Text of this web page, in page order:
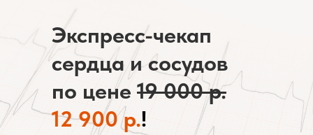
Экспресс-чекап
сердца и сосудов
по цене 19 000 р.
12 900р.!